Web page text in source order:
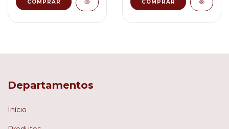
COMPRAR
Departamentos
Início